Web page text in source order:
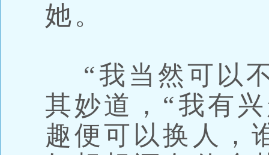
她。
“我当然可以
其妙道，“我有
趣便可以换人，